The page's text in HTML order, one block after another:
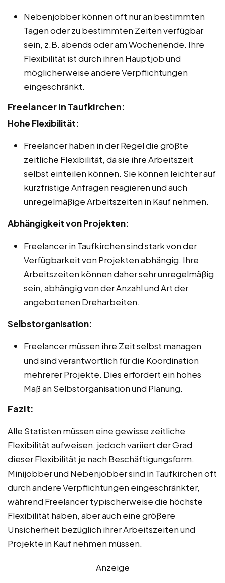
Nebenjobber können oft nur an bestimmten
Tagen oder zu bestimmten Zeiten verfügbar
sein, z.B. abends oder am Wochenende. Ihre
Flexibilität ist durch ihren Hauptjob und
möglicherweise andere Verpflichtungen
eingeschränkt.
Freelancer in Taufkirchen:
Hohe Flexibilität:
Freelancer haben in der Regel die größte
zeitliche Flexibilität, da sie ihre Arbeitszeit
selbst einteilen können. Sie können leichter auf
kurzfristige Anfragen reagieren und auch
unregelmäßige Arbeitszeiten in Kauf nehmen.
Abhängigkeit von Projekten:
Freelancer in Taufkirchen sind stark von der
Verfügbarkeit von Projekten abhängig. Ihre
Arbeitszeiten können daher sehr unregelmäßig
sein, abhängig von der Anzahl und Art der
angebotenen Dreharbeiten.
Selbstorganisation:
Freelancer müssen ihre Zeit selbst managen
und sind verantwortlich für die Koordination
mehrerer Projekte. Dies erfordert ein hohes
Maß an Selbstorganisation und Planung.
Fazit:
Alle Statisten müssen eine gewisse zeitliche
Flexibilität aufweisen, jedoch variiert der Grad
dieser Flexibilität je nach Beschäftigungsform.
Minijobber und Nebenjobber sind in Taufkirchen oft
durch andere Verpflichtungen eingeschränkter,
während Freelancer typischerweise die höchste
Flexibilität haben, aber auch eine größere
Unsicherheit bezüglich ihrer Arbeitszeiten und
Projekte in Kauf nehmen müssen.
Anzeige